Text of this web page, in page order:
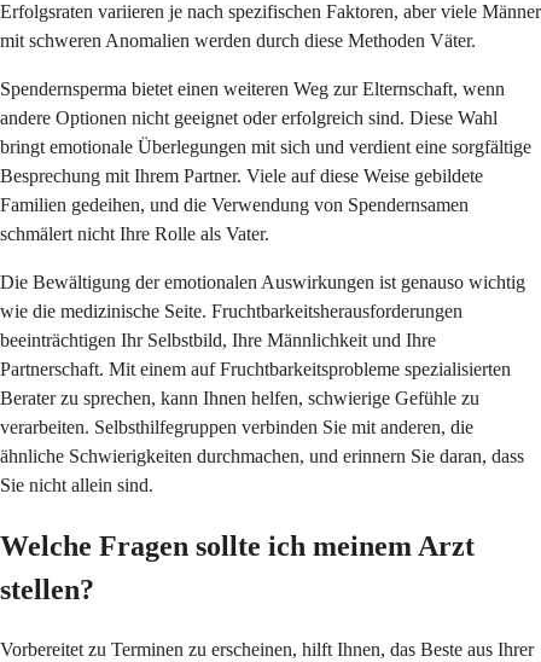
Erfolgsraten variieren je nach spezifischen Faktoren, aber viele Männer
mit schweren Anomalien werden durch diese Methoden Väter.
Spendernsperma bietet einen weiteren Weg zur Elternschaft, wenn
andere Optionen nicht geeignet oder erfolgreich sind. Diese Wahl
bringt emotionale Überlegungen mit sich und verdient eine sorgfältige
Besprechung mit Ihrem Partner. Viele auf diese Weise gebildete
Familien gedeihen, und die Verwendung von Spendernsamen
schmälert nicht Ihre Rolle als Vater.
Die Bewältigung der emotionalen Auswirkungen ist genauso wichtig
wie die medizinische Seite. Fruchtbarkeitsherausforderungen
beeinträchtigen Ihr Selbstbild, Ihre Männlichkeit und Ihre
Partnerschaft. Mit einem auf Fruchtbarkeitsprobleme spezialisierten
Berater zu sprechen, kann Ihnen helfen, schwierige Gefühle zu
verarbeiten. Selbsthilfegruppen verbinden Sie mit anderen, die
ähnliche Schwierigkeiten durchmachen, und erinnern Sie daran, dass
Sie nicht allein sind.
Welche Fragen sollte ich meinem Arzt
stellen?
Vorbereitet zu Terminen zu erscheinen, hilft Ihnen, das Beste aus Ihrer